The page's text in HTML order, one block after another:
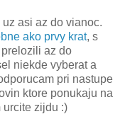
asi az do vianoc.
ako prvy krat, s
az do
niekde vyberat a
pri nastupe
ktore ponukaju na
urcite zijdu :)